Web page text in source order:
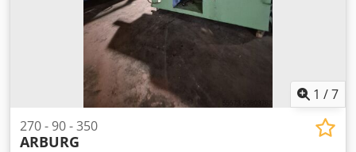
1 /7
270 - 90 - 350
ARBURG